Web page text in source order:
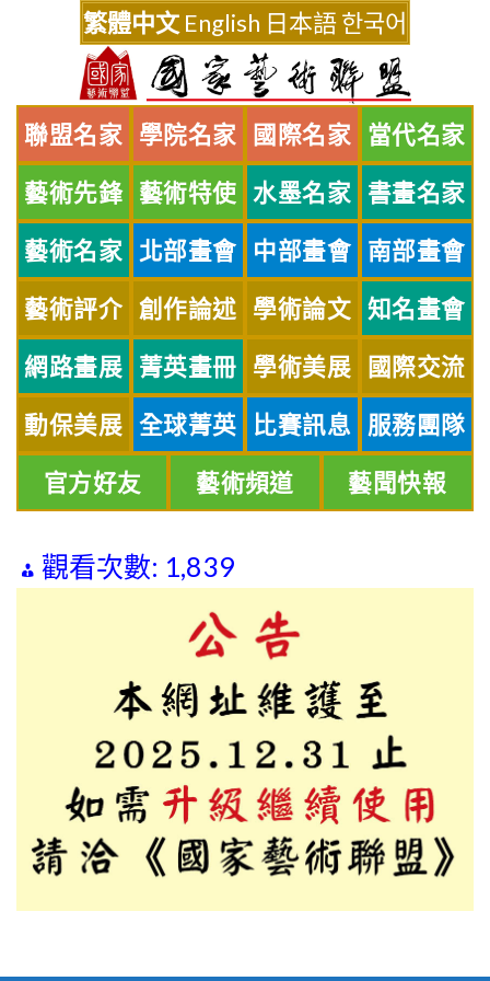
繁體中文 English 日本語한국어
聯盟名家 學院名家 國際名家 當代名家
藝術先鋒 藝術特使 水墨名家 書畫名家
藝術名家 北部畫會 中部畫會 南部畫會
藝術評介 創作論述 學術論文 知名畫會
網路畫展 菁英畫冊 學術美展 國際交流
動保美展 全球菁英 比賽訊息 服務團隊
官方好友 藝術頻道 藝聞快報
觀看次數: 1,839